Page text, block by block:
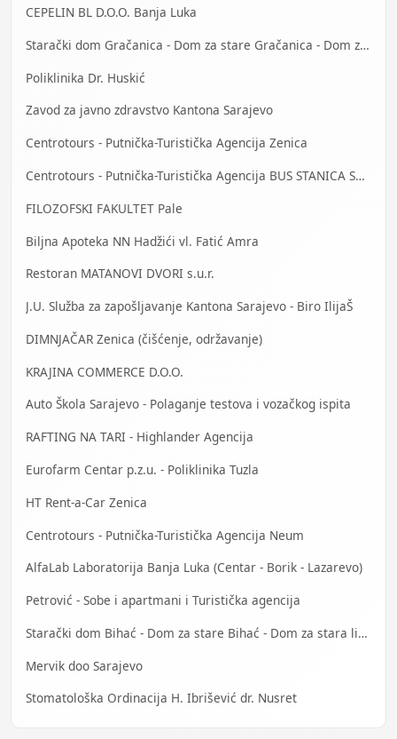
CEPELIN BL D.O.O. Banja Luka
Starački dom Gračanica - Dom za stare Gračanica - Dom za stara lica Gračanica
Poliklinika Dr. Huskić
Zavod za javno zdravstvo Kantona Sarajevo
Centrotours - Putnička-Turistička Agencija Zenica
Centrotours - Putnička-Turistička Agencija BUS STANICA Sarajevo
FILOZOFSKI FAKULTET Pale
Biljna Apoteka NN Hadžići vl. Fatić Amra
Restoran MATANOVI DVORI s.u.r.
J.U. Služba za zapošljavanje Kantona Sarajevo - Biro IlijaŠ
DIMNJAČAR Zenica (čišćenje, održavanje)
KRAJINA COMMERCE D.O.O.
Auto Škola Sarajevo - Polaganje testova i vozačkog ispita
RAFTING NA TARI - Highlander Agencija
Eurofarm Centar p.z.u. - Poliklinika Tuzla
HT Rent-a-Car Zenica
Centrotours - Putnička-Turistička Agencija Neum
AlfaLab Laboratorija Banja Luka (Centar - Borik - Lazarevo)
Petrović - Sobe i apartmani i Turistička agencija
Starački dom Bihać - Dom za stare Bihać - Dom za stara lica Bihać
Mervik doo Sarajevo
Stomatološka Ordinacija H. Ibrišević dr. Nusret